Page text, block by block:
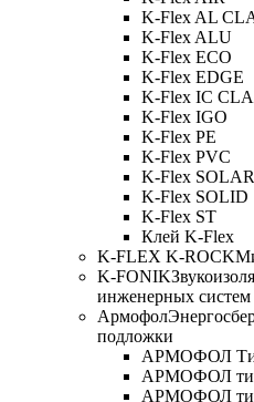
K-Flex AL
K-Flex ALU
K-Flex ECO
K-Flex EDGE
K-Flex IC
K-Flex IGO
K-Flex PE
K-Flex PVC
K-Flex
K-Flex SOLID
K-Flex ST
Клей K-Flex
K-FLEX K-ROCK
K-FONIK
инженерных систем
Армофол
подложки
АРМОФОЛ
АРМОФОЛ
АРМОФОЛ